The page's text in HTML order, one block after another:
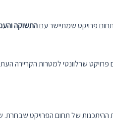
פרויקט שמתיישר עםהתשוקה
שרלוונטי למטרות הקריירה
של תחום הפרויקט שבחרת.